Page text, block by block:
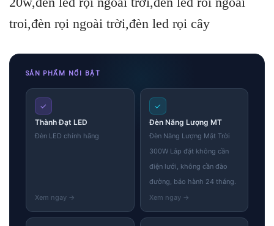
troi,đèn rọi ngoài trời,đèn led rọi cây
SẢN PHẨM NỔI BẬT
✓
Thành Đạt LED
Đèn LED chính hãng
✓
Đèn Năng Lượng MT
Đèn Năng Lượng Mặt Trời
300W Lắp đặt không cần
điện lưới, không cần đào
đường, bảo hành 24 tháng.